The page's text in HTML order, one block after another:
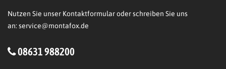
Nutzen Sie unser Kontaktformular oder schreiben Sie uns
an: service@montafox.de
08631 988200